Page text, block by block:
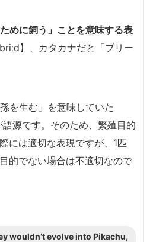
めに飼う」ことを意味する表
】、カタカナだと「ブリー
を生む」を意味していた
源です。そのため、繁殖目的
には適切な表現ですが、1匹
的でない場合は不適切なので
wouldn’t evolve into Pikachu,